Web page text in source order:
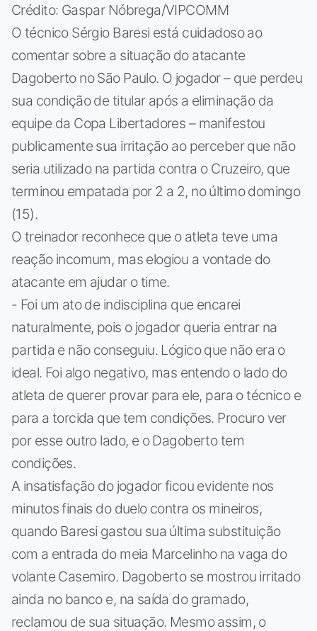
Crédito: Gaspar Nóbrega/VIPCOMM
O técnico Sérgio Baresi está cuidadoso ao
comentar sobre a situação do atacante
Dagoberto no São Paulo. O jogador – que perdeu
sua condição de titular após a eliminação da
equipe da Copa Libertadores – manifestou
publicamente sua irritação ao perceber que não
seria utilizado na partida contra o Cruzeiro, que
terminou empatada por 2 a 2, no último domingo
(15).
O treinador reconhece que o atleta teve uma
reação incomum, mas elogiou a vontade do
atacante em ajudar o time.
- Foi um ato de indisciplina que encarei
naturalmente, pois o jogador queria entrar na
partida e não conseguiu. Lógico que não era o
ideal. Foi algo negativo, mas entendo o lado do
atleta de querer provar para ele, para o técnico e
para a torcida que tem condições. Procuro ver
por esse outro lado, e o Dagoberto tem
condições.
A insatisfação do jogador ficou evidente nos
minutos finais do duelo contra os mineiros,
quando Baresi gastou sua última substituição
com a entrada do meia Marcelinho na vaga do
volante Casemiro. Dagoberto se mostrou irritado
ainda no banco e, na saída do gramado,
reclamou de sua situação. Mesmo assim, o